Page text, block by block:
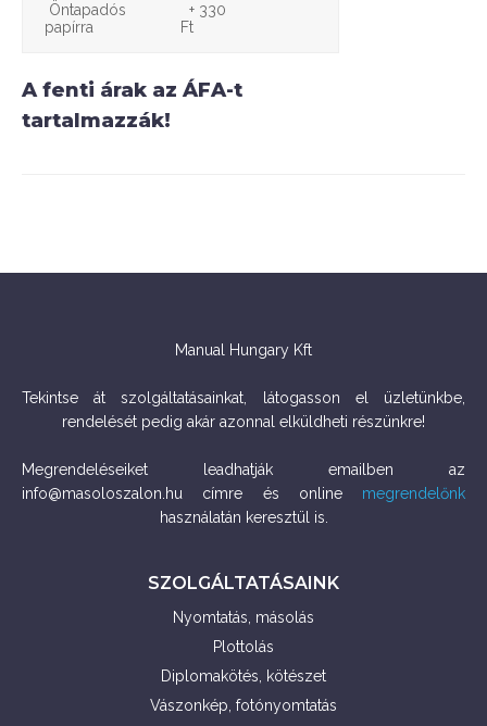
Öntapadós
papírra
+ 330
Ft
A fenti árak az ÁFA-t
tartalmazzák!
Manual Hungary Kft
Tekintse át szolgáltatásainkat, látogasson el üzletünkbe,
rendelését pedig akár azonnal elküldheti részünkre!
Megrendeléseiket leadhatják emailben az
info@masoloszalon.hu címre és online megrendelőnk
használatán keresztül is.
SZOLGÁLTATÁSAINK
Nyomtatás, másolás
Plottolás
Diplomakötés, kötészet
Vászonkép, fotónyomtatás